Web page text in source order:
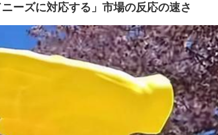
ーズに対応する」市場の反応の速さ